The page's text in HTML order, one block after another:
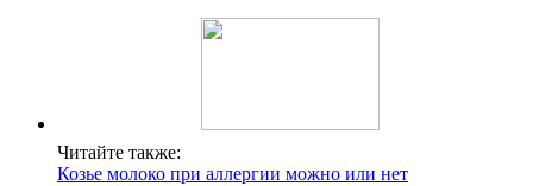
Читайте также:
Козье молоко при аллергии можно или нет